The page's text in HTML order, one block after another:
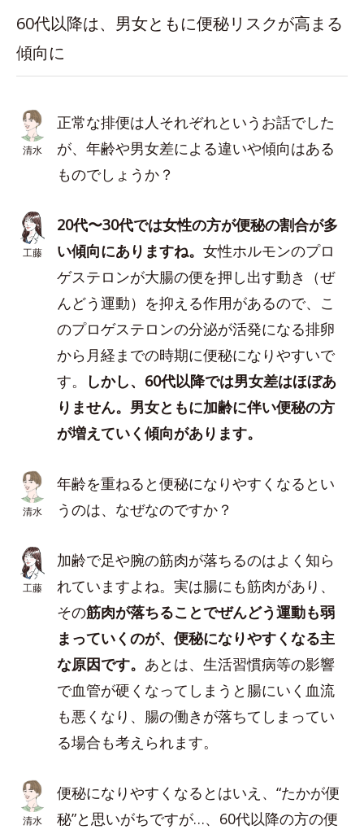
60代以降は、男女ともに便秘リスクが高まる
傾向に
清水
正常な排便は人それぞれというお話でした
が、年齢や男女差による違いや傾向はある
ものでしょうか？
工藤
20代〜30代では女性の方が便秘の割合が多
い傾向にありますね。 女性ホルモンのプロ
ゲステロンが大腸の便を押し出す動き（ぜ
んどう運動）を抑える作用があるので、こ
のプロゲステロンの分泌が活発になる排卵
から月経までの時期に便秘になりやすいで
す。
しかし、60代以降では男女差はほぼあ
りません。男女ともに加齢に伴い便秘の方
が増えていく傾向があります。
清水
年齢を重ねると便秘になりやすくなるとい
うのは、なぜなのですか？
工藤
加齢で足や腕の筋肉が落ちるのはよく知ら
れていますよね。実は腸にも筋肉があり、
その筋肉が落ちることでぜんどう運動も弱
まっていくのが、便秘になりやすくなる主
な原因です。 あとは、生活習慣病等の影響
で血管が硬くなってしまうと腸にいく血流
も悪くなり、腸の働きが落ちてしまってい
る場合も考えられます。
清水
便秘になりやすくなるとはいえ、“たかが便
秘”と思いがちですが…、60代以降の方の便